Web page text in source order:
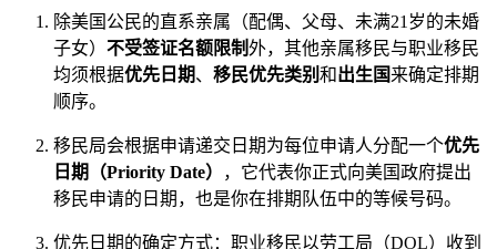
除美国公民的直系亲属（配偶、父母、未满21岁的未婚
子女） 不受签证名额限制外，其他亲属移民与职业移民
均须根据优先日期、 移民优先类别 和出生国 来确定排期
顺序。
移民局会根据申请递交日期为每位申请人分配一个优先
日期（Priority Date）
，它代表你正式向美国政府提出
移民申请的日期，也是你在排期队伍中的等候号码。
优先日期的确定方式：职业移民以劳工局（DOL）收到